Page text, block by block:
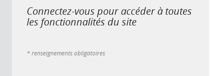
Connectez-vous pour accéder à toutes
les fonctionnalités du site
* renseignements obligatoires